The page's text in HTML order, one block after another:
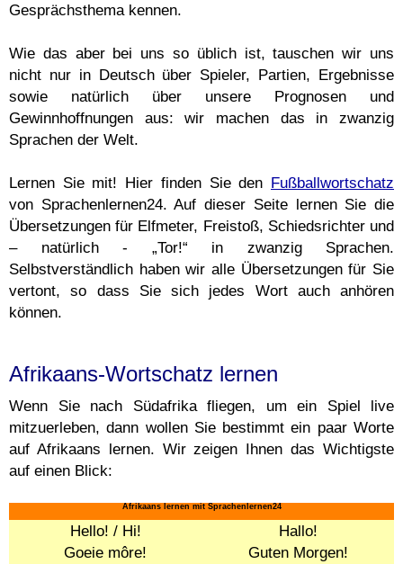
Gesprächsthema kennen.
Wie das aber bei uns so üblich ist, tauschen wir uns
nicht nur in Deutsch über Spieler, Partien, Ergebnisse
sowie natürlich über unsere Prognosen und
Gewinnhoffnungen aus: wir machen das in zwanzig
Sprachen der Welt.
Lernen Sie mit! Hier finden Sie den Fußballwortschatz
von Sprachenlernen24. Auf dieser Seite lernen Sie die
Übersetzungen für Elfmeter, Freistoß, Schiedsrichter und
– natürlich - „Tor!“ in zwanzig Sprachen.
Selbstverständlich haben wir alle Übersetzungen für Sie
vertont, so dass Sie sich jedes Wort auch anhören
können.
Afrikaans-Wortschatz lernen
Wenn Sie nach Südafrika fliegen, um ein Spiel live
mitzuerleben, dann wollen Sie bestimmt ein paar Worte
auf Afrikaans lernen. Wir zeigen Ihnen das Wichtigste
auf einen Blick:
Afrikaans lernen mit Sprachenlernen24
Hello! / Hi!
Hallo!
Goeie môre!
Guten Morgen!